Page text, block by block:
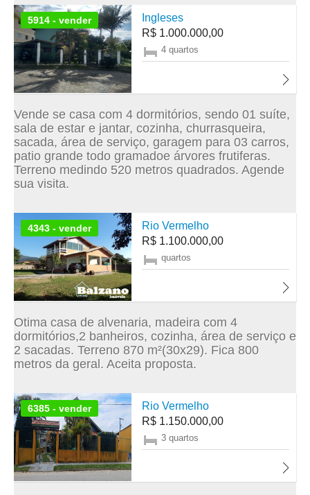
5914 - vender
Ingleses
R$ 1.000.000,00
4 quartos
Vende se casa com 4 dormitórios, sendo 01 suíte,
sala de estar e jantar, cozinha, churrasqueira,
sacada, área de serviço, garagem para 03 carros,
patio grande todo gramadoe árvores frutiferas.
Terreno medindo 520 metros quadrados. Agende
sua visita.
4343 - vender
Rio Vermelho
R$ 1.100.000,00
quartos
Otima casa de alvenaria, madeira com 4
dormitórios,2 banheiros, cozinha, área de serviço e
2 sacadas. Terreno 870 m²(30x29). Fica 800
metros da geral. Aceita proposta.
6385 - vender
Rio Vermelho
R$ 1.150.000,00
3 quartos